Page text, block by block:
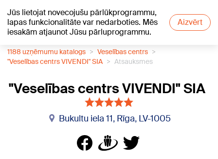
Jūs lietojat novecojušu pārlūkprogrammu,
lapas funkcionalitāte var nedarboties. Mēs
iesakām atjaunot Jūsu pārluprogrammu.
Aizvērt
+20°C
1188 uzņēmumu katalogs
Veselības centrs
"Veselības centrs VIVENDI" SIA
Atsauksmes
"Veselības centrs VIVENDI" SIA
Bukultu iela 11, Rīga, LV-1005